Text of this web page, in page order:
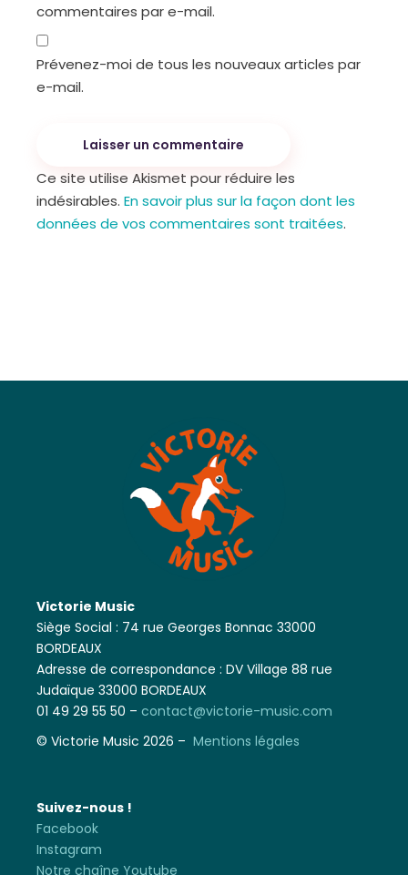
commentaires par e-mail.
Prévenez-moi de tous les nouveaux articles par
e-mail.
Laisser un commentaire
Ce site utilise Akismet pour réduire les
indésirables.En savoir plus sur la façon dont les
données de vos commentaires sont traitées.
Victorie Music
Siège Social : 74 rue Georges Bonnac 33000
BORDEAUX
Adresse de correspondance : DV Village 88 rue
Judaïque 33000 BORDEAUX
01 49 29 55 50 –contact@victorie-music.com
© Victorie Music 2026 –Mentions légales
Suivez-nous !
Facebook
Instagram
Notre chaîne Youtube